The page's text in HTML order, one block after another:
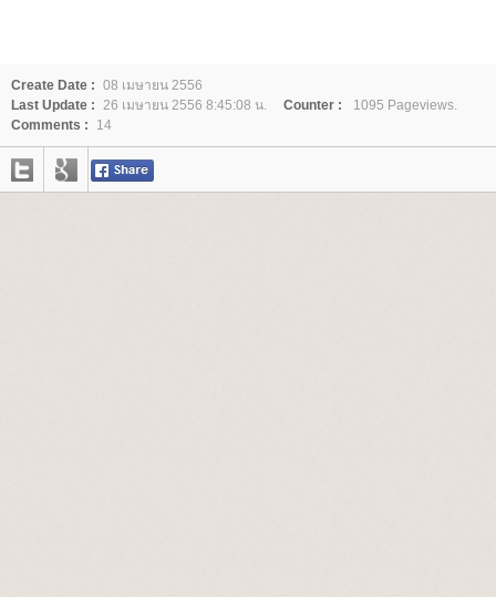
Create Date : 08 เมษายน 2556
Last Update : 26 เมษายน 2556 8:45:08 น. Counter :
1095 Pageviews.
Comments :
14